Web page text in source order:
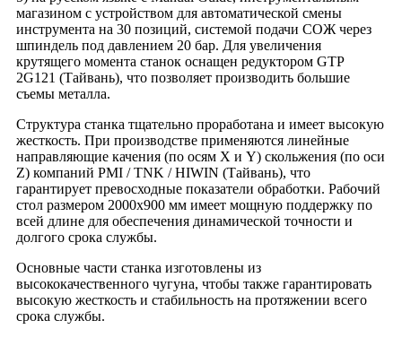
магазином с устройством для автоматической смены
инструмента на 30 позиций, системой подачи СОЖ через
шпиндель под давлением 20 бар. Для увеличения
крутящего момента станок оснащен редуктором GTP
2G121 (Тайвань), что позволяет производить большие
съемы металла.
Структура станка тщательно проработана и имеет высокую
жесткость. При производстве применяются линейные
направляющие качения (по осям X и Y) скольжения (по оси
Z) компаний PMI / TNK / HIWIN (Тайвань), что
гарантирует превосходные показатели обработки. Рабочий
стол размером 2000х900 мм имеет мощную поддержку по
всей длине для обеспечения динамической точности и
долгого срока службы.
Основные части станка изготовлены из
высококачественного чугуна, чтобы также гарантировать
высокую жесткость и стабильность на протяжении всего
срока службы.